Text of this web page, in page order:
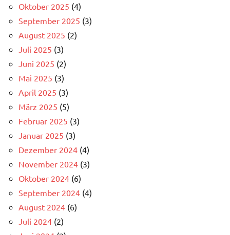
Oktober 2025 (4)
September 2025 (3)
August 2025 (2)
Juli 2025 (3)
Juni 2025 (2)
Mai 2025 (3)
April 2025 (3)
März 2025 (5)
Februar 2025 (3)
Januar 2025 (3)
Dezember 2024 (4)
November 2024 (3)
Oktober 2024 (6)
September 2024 (4)
August 2024 (6)
Juli 2024 (2)